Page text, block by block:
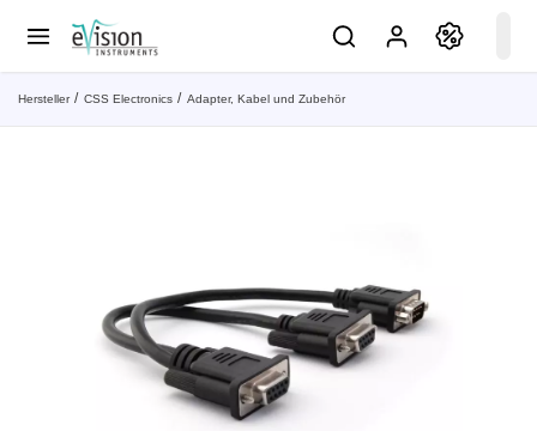
Hersteller CSS Electronics Adapter, Kabel und Zubehör